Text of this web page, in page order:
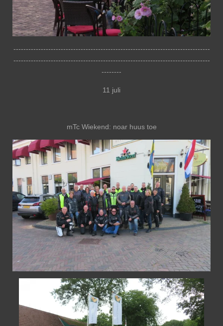
-------------------------------------------------------------------------------
-------------------------------------------------------------------------------
--------
11 juli
mTc Wiekend: noar huus toe